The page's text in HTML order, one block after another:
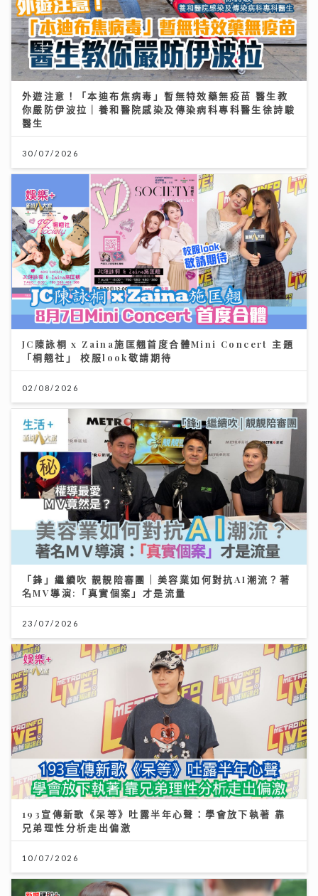
外遊注意！「本迪布焦病毒」暫無特效藥無疫苗 醫生教
你嚴防伊波拉｜養和醫院感染及傳染病科專科醫生徐詩駿
醫生
30/07/2026
JC陳詠桐 x Zaina施匡翹首度合體Mini Concert 主題
「桐翹社」 校服look敬請期待
02/08/2026
「鋒」繼續吹 靚靚陪審團 | 美容業如何對抗AI潮流？著
名MV導演:「真實個案」才是流量
23/07/2026
193宣傳新歌《呆等》吐露半年心聲：學會放下執著 靠
兄弟理性分析走出偏激
10/07/2026